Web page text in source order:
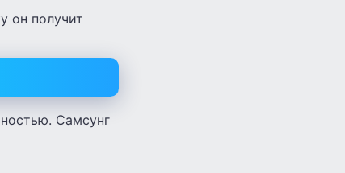
он получит
Самсунг